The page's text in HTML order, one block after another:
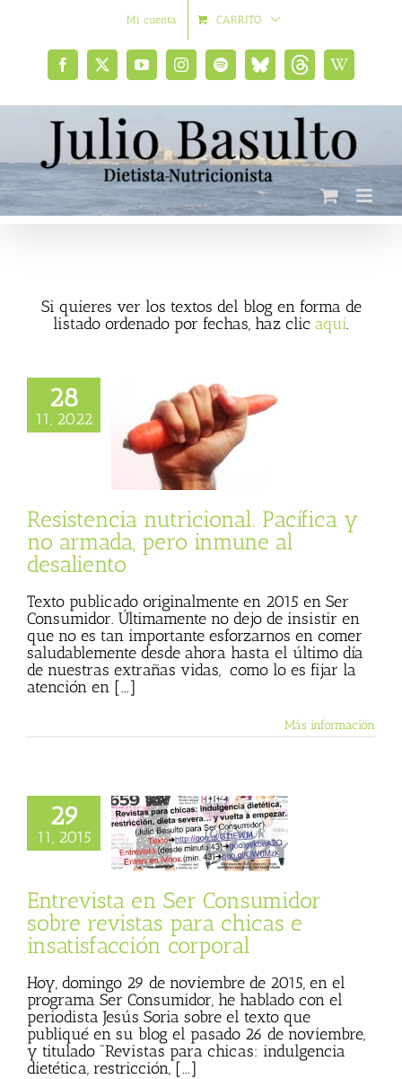
Mi cuenta CARRITO
Facebook
X YouTubeInstagramSpotifyBluesky
social
ThreadsWikipedia
Si quieres ver los textos del blog en forma de
listado ordenado por fechas, haz clic aquí.
28
11, 2022
nutricional.
no armada, pero
Resistencia nutricional. Pacífica y
no armada, pero inmune al
desaliento
Texto publicado originalmente en 2015 en Ser
Consumidor. Últimamente no dejo de insistir en
que no es tan importante esforzarnos en comer
saludablemente desde ahora hasta el último día
de nuestras extrañas vidas, como lo es fijar la
atención en [...]
Más información
29
11, 2015
en Ser
sobre
para chicas e
Entrevista en Ser Consumidor
sobre revistas para chicas e
insatisfacción corporal
Hoy, domingo 29 de noviembre de 2015, en el
programa Ser Consumidor, he hablado con el
periodista Jesús Soria sobre el texto que
publiqué en su blog el pasado 26 de noviembre,
y titulado "Revistas para chicas: indulgencia
dietética, restricción, [...]